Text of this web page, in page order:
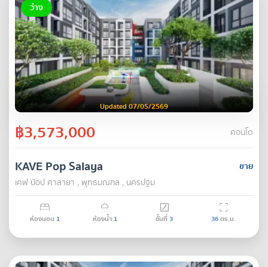
ว่าง
Updated 07/05/2569
฿3,573,000 คอนโด
ขาย
KAVE Pop Salaya
เคฟ ป๊อป ศาลายา , พุทธมณฑล , นครปฐม
ห้องนอน 1 ห้องน้ำ 1 ชั้นที่3 36ตร.ม.